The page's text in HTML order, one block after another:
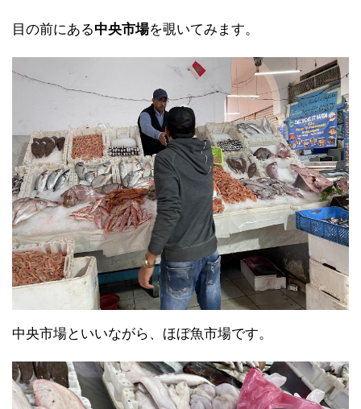
目の前にある中央市場を覗いてみます。
中央市場といいながら、ほぼ魚市場です。